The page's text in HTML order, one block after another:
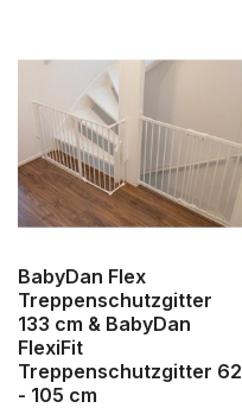
BabyDan Flex
Treppenschutzgitter
133 cm & BabyDan
FlexiFit
Treppenschutzgitter 62
- 105 cm